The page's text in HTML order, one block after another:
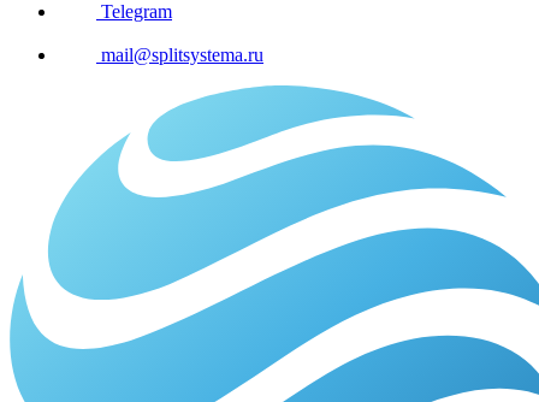
Telegram
mail@splitsystema.ru